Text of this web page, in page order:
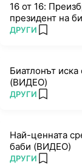
16 от 16:
президент на
ПОВЕЧЕ ОТ
ДРУГИ add
Биатлонът
(ВИДЕО)
ПОВЕЧЕ ОТ
ДРУГИ add
Най-ценната
баби (ВИДЕО)
ПОВЕЧЕ ОТ
ДРУГИ add